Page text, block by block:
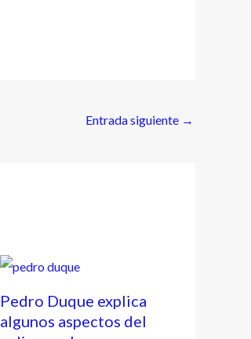
Entrada siguiente →
Pedro Duque explica
algunos aspectos del